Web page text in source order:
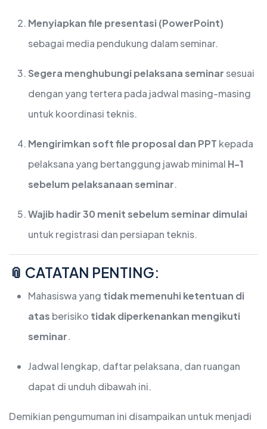
Menyiapkan file presentasi (PowerPoint)
sebagai media pendukung dalam seminar.
Segera menghubungi pelaksana seminarsesuai
dengan yang tertera pada jadwal masing-masing
untuk koordinasi teknis.
Mengirimkan soft file proposal dan PPT kepada
pelaksana yang bertanggung jawab minimal H-1
sebelum pelaksanaan seminar.
Wajib hadir 30 menit sebelum seminar dimulai
untuk registrasi dan persiapan teknis.
📎 CATATAN PENTING:
Mahasiswa yang tidak memenuhi ketentuan di
atas berisiko tidak diperkenankan mengikuti
seminar.
Jadwal lengkap, daftar pelaksana, dan ruangan
dapat di unduh dibawah ini.
Demikian pengumuman ini disampaikan untuk menjadi